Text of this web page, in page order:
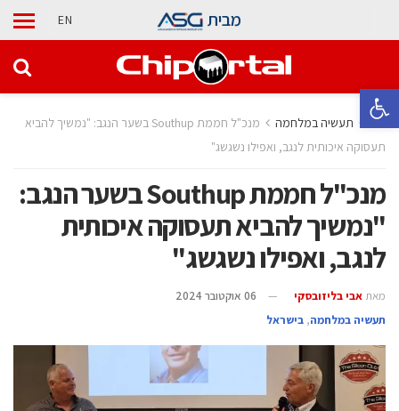
פתח סרגל נגישות
מבית EN
בית תעשיה במלחמה
מנכ"ל חממת Southup בשער הנגב: "נמשיך להביא
תעסוקה איכותית לנגב, ואפילו נשגשג"
מנכ"ל חממת Southup בשער הנגב:
"נמשיך להביא תעסוקה איכותית
לנגב, ואפילו נשגשג"
מאת אבי בליזובסקי
06 אוקטובר 2024
תעשיה במלחמה, בישראל